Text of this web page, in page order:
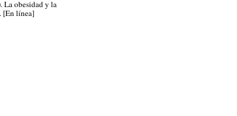
La obesidad y la
[En línea]